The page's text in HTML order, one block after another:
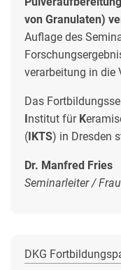
von Granulaten)
Auflage des
verarbeitung in die
Das
nstitut für K
( IKTS) in Dresden
Dr. Manfred Fries
Seminarleiter /
DKG